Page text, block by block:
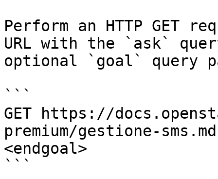
Perform an HTTP GET
URL with the `ask`
optional `goal` query
```
GET https://
premium/gestione-
<endgoal>
```